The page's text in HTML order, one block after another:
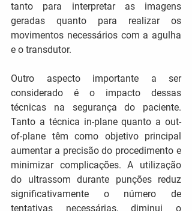
tanto para interpretar as imagens
geradas quanto para realizar os
movimentos necessários com a agulha
e o transdutor.
Outro aspecto importante a ser
considerado é o impacto dessas
técnicas na segurança do paciente.
Tanto a técnica in-plane quanto a out-
of-plane têm como objetivo principal
aumentar a precisão do procedimento e
minimizar complicações. A utilização
do ultrassom durante punções reduz
significativamente o número de
tentativas necessárias, diminui o